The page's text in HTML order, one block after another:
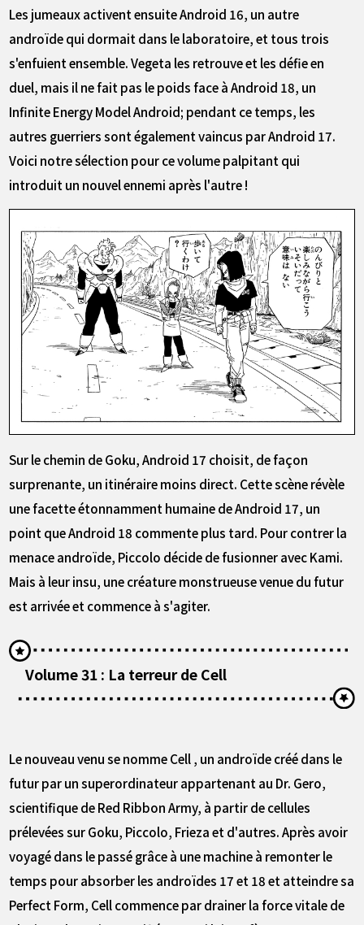
Les jumeaux activent ensuite Android 16, un autre
androïde qui dormait dans le laboratoire, et tous trois
s'enfuient ensemble. Vegeta les retrouve et les défie en
duel, mais il ne fait pas le poids face à Android 18, un
Infinite Energy Model Android; pendant ce temps, les
autres guerriers sont également vaincus par Android 17.
Voici notre sélection pour ce volume palpitant qui
introduit un nouvel ennemi après l'autre !
Sur le chemin de Goku, Android 17 choisit, de façon
surprenante, un itinéraire moins direct. Cette scène révèle
une facette étonnamment humaine de Android 17, un
point que Android 18 commente plus tard. Pour contrer la
menace androïde, Piccolo décide de fusionner avec Kami.
Mais à leur insu, une créature monstrueuse venue du futur
est arrivée et commence à s'agiter.
Volume 31 : La terreur de Cell
Le nouveau venu se nomme Cell , un androïde créé dans le
futur par un superordinateur appartenant au Dr. Gero,
scientifique de Red Ribbon Army, à partir de cellules
prélevées sur Goku, Piccolo, Frieza et d'autres. Après avoir
voyagé dans le passé grâce à une machine à remonter le
temps pour absorber les androïdes 17 et 18 et atteindre sa
Perfect Form, Cell commence par drainer la force vitale de